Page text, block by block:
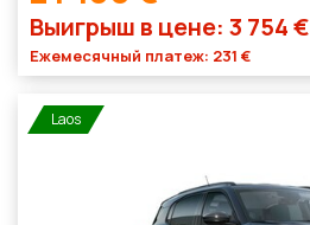
Выигрыш в цене: 3 754 €
Ежемесячный платеж: 231 €
Laos